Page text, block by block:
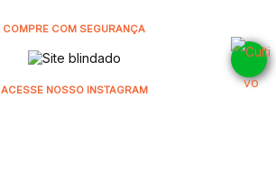
COMPRE COM SEGURANÇA
ACESSE NOSSO INSTAGRAM